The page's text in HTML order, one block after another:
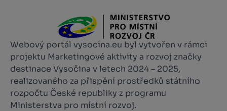
Webový portál vysocina.eu byl vytvořen v rámci
projektu Marketingové aktivity a rozvoj značky
destinace Vysočina v letech 2024 – 2025,
realizovaného za přispění prostředků státního
rozpočtu České republiky z programu
Ministerstva pro místní rozvoj.